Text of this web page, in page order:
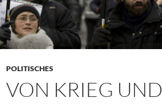
POLITISCHES
VON KRIEG